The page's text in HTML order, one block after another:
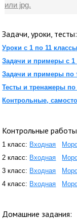
или jpg.
Задачи, уроки, тесты:
Уроки с 1 по 11 классы
Задачи и примеры с 1
Задачи и примеры по
Тесты и тренажеры
Контрольные,
Контрольные
1 класс: Входная
2 класс: Входная
3 класс: Входная
4 класс: Входная
Домашние задания: